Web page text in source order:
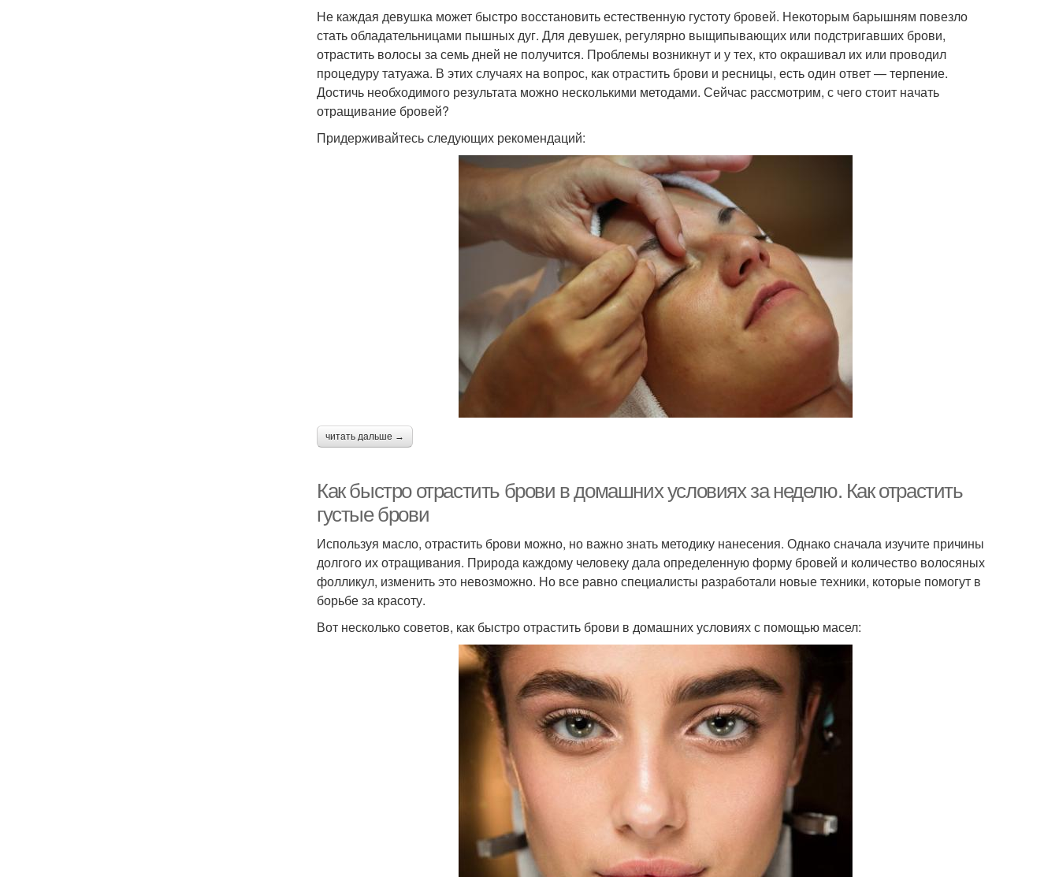
Не каждая девушка может быстро восстановить естественную густоту бровей. Некоторым барышням повезло
стать обладательницами пышных дуг. Для девушек, регулярно выщипывающих или подстригавших брови,
отрастить волосы за семь дней не получится. Проблемы возникнут и у тех, кто окрашивал их или проводил
процедуру татуажа. В этих случаях на вопрос, как отрастить брови и ресницы, есть один ответ — терпение.
Достичь необходимого результата можно несколькими методами. Сейчас рассмотрим, с чего стоит начать
отращивание бровей?
Придерживайтесь следующих рекомендаций:
читать дальше →
Как быстро отрастить брови в домашних условиях за неделю. Как отрастить
густые брови
Используя масло, отрастить брови можно, но важно знать методику нанесения. Однако сначала изучите причины
долгого их отращивания. Природа каждому человеку дала определенную форму бровей и количество волосяных
фолликул, изменить это невозможно. Но все равно специалисты разработали новые техники, которые помогут в
борьбе за красоту.
Вот несколько советов, как быстро отрастить брови в домашних условиях с помощью масел: